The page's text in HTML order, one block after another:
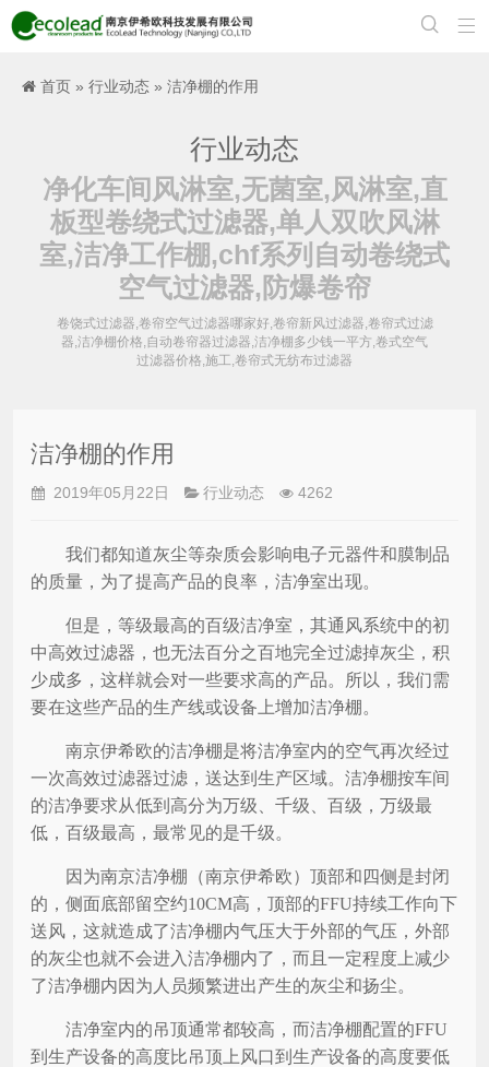


首页 » 行业动态 » 洁净棚的作用
行业动态
净化车间风淋室,无菌室,风淋室,直
板型卷绕式过滤器,单人双吹风淋
室,洁净工作棚,chf系列自动卷绕式
空气过滤器,防爆卷帘
卷饶式过滤器,卷帘空气过滤器哪家好,卷帘新风过滤器,卷帘式过滤
器,洁净棚价格,自动卷帘器过滤器,洁净棚多少钱一平方,卷式空气
过滤器价格,施工,卷帘式无纺布过滤器
洁净棚的作用
2019年05月22日 行业动态 4262
我们都知道灰尘等杂质会影响电子元器件和膜制品
的质量，为了提高产品的良率，洁净室出现。
但是，等级最高的百级洁净室，其通风系统中的初
中高效过滤器，也无法百分之百地完全过滤掉灰尘，积
少成多，这样就会对一些要求高的产品。所以，我们需
要在这些产品的生产线或设备上增加洁净棚。
南京伊希欧的洁净棚是将洁净室内的空气再次经过
一次高效过滤器过滤，送达到生产区域。洁净棚按车间
的洁净要求从低到高分为万级、千级、百级，万级最
低，百级最高，最常见的是千级。
因为南京洁净棚 （南京伊希欧） 顶部和四侧是封闭
的，侧面底部留空约10CM高，顶部的FFU持续工作向下
送风，这就造成了洁净棚内气压大于外部的气压，外部
的灰尘也就不会进入洁净棚内了，而且一定程度上减少
了洁净棚内因为人员频繁进出产生的灰尘和扬尘。
洁净室内的吊顶通常都较高，而洁净棚配置的FFU
到生产设备的高度比吊顶上风口到生产设备的高度要低